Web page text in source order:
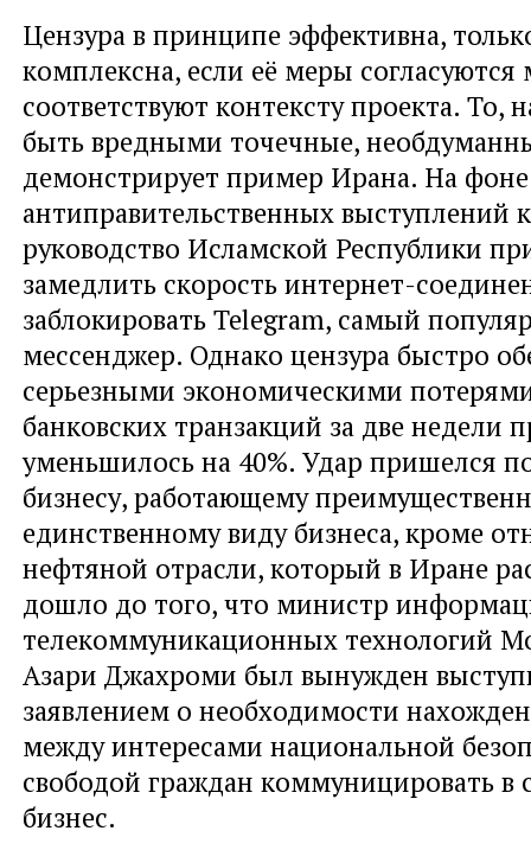
Цензура в принципе эффективна,
комплексна, если её меры
соответствуют контексту проекта. То,
быть вредными точечные,
демонстрирует пример Ирана. На
антиправительственных выступлений
руководство Исламской Республики
замедлить скорость интернет-
заблокировать Telegram, самый
мессенджер. Однако цензура быстро
серьезными экономическими
банковских транзакций за две недели
уменьшилось на 40%. Удар пришелся
бизнесу, работающему
единственному виду бизнеса, кроме
нефтяной отрасли, который в Иране
дошло до того, что министр
телекоммуникационных технологий
Азари Джахроми был вынужден
заявлением о необходимости
между интересами национальной
свободой граждан коммуницировать в
бизнес.